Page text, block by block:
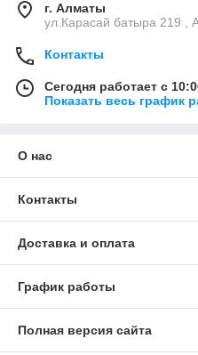
г. Алматы
ул.Карасай батыра 219 ,
Контакты
Сегодня работает с
Показать весь график
О нас
Контакты
Доставка и оплата
График работы
Полная версия сайта